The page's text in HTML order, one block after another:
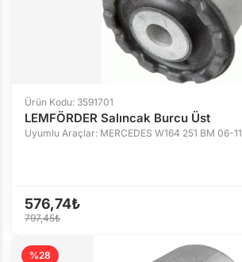
Ürün Kodu: 3591701
LEMFÖRDER Salıncak Burcu Üst
Uyumlu Araçlar: MERCEDES W164 251 BM 06-11
576,74₺
797,45₺
%28